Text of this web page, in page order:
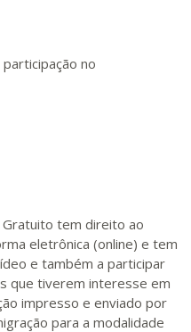
no
tem direito ao
eletrônica (online) e tem
e também a participar
que tiverem interesse em
impresso e enviado por
para a modalidade